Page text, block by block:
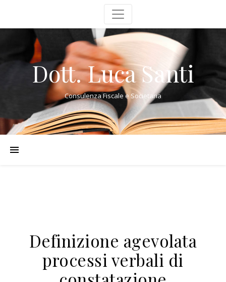
Dott. Luca Santi
Consulenza Fiscale e Societaria
Definizione agevolata
processi verbali di